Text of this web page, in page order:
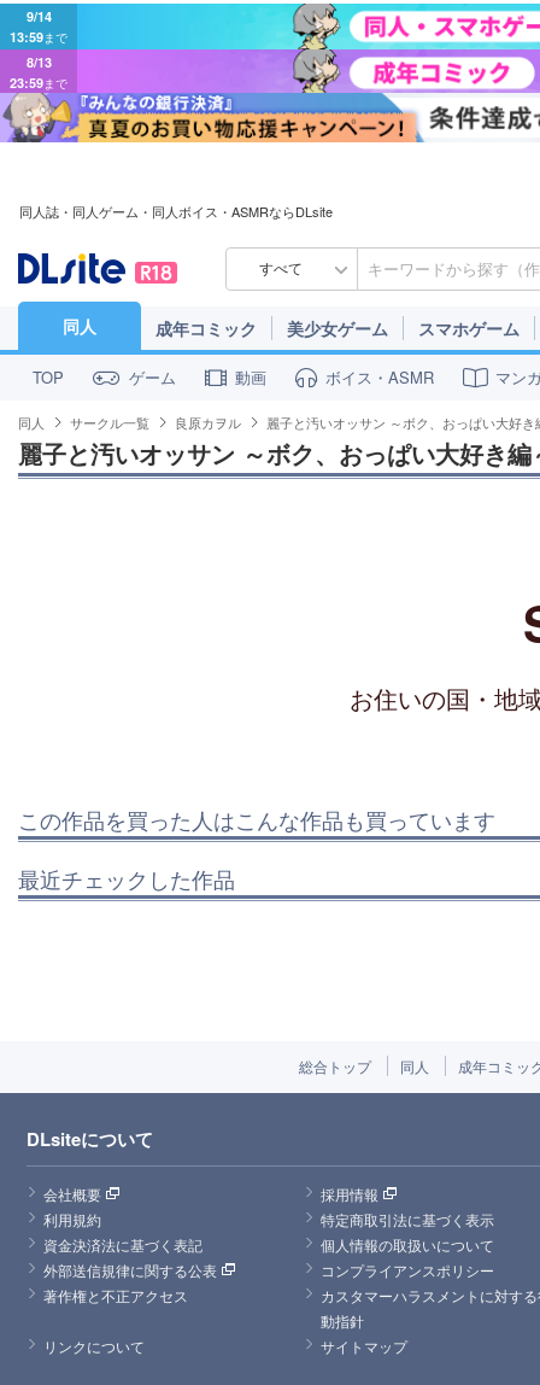
9/14
13:59まで
8/13
23:59まで
同人誌・同人ゲーム・同人ボイス・ASMRならDLsite
すべて
同人 成年コミック 美少女ゲーム スマホゲーム
TOP ゲーム 動画 ボイス・ASMR マン
同人 サークル一覧 良原カヲル 麗子と汚いオッサン ～ボク、おっぱい大好き
麗子と汚いオッサン ～ボク、おっぱい大好き編
お住いの国・地
この作品を買った人はこんな作品も買っています
最近チェックした作品
総合トップ 同人 成年コミッ
DLsiteについて
会社概要
採用情報
利用規約
特定商取引法に基づく表示
資金決済法に基づく表記
個人情報の取扱いについて
外部送信規律に関する公表
コンプライアンスポリシー
著作権と不正アクセス
カスタマーハラスメントに対す
動指針
リンクについて
サイトマップ